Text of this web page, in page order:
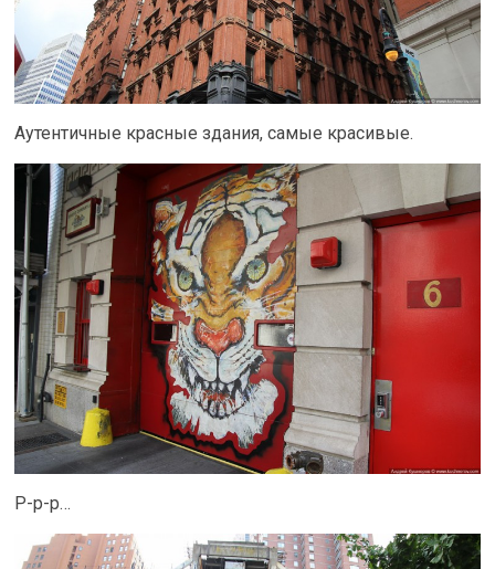
Аутентичные красные здания, самые красивые.
Р-р-р…